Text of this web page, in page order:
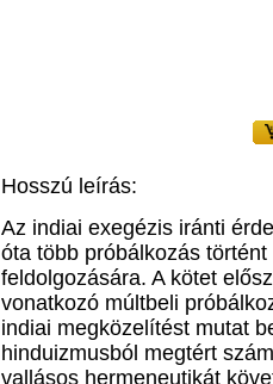
Hosszú leírás:
Az indiai exegézis iránti
óta több próbálkozás
feldolgozására. A kötet
vonatkozó múltbeli
indiai megközelítést mutat
hinduizmusból megtért
vallásos hermeneutikát